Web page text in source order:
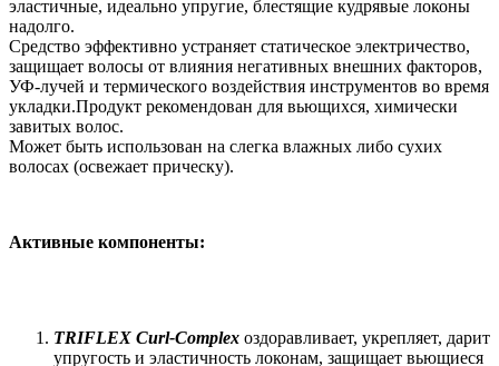
эластичные, идеально упругие, блестящие кудрявые локоны
надолго.
Средство эффективно устраняет статическое электричество,
защищает волосы от влияния негативных внешних факторов,
УФ-лучей и термического воздействия инструментов во время
укладки.Продукт рекомендован для вьющихся, химически
завитых волос.
Может быть использован на слегка влажных либо сухих
волосах (освежает прическу).
Активные компоненты:
TRIFLEX Curl-Complex оздоравливает, укрепляет, дарит
упругость и эластичность локонам, защищает вьющиеся